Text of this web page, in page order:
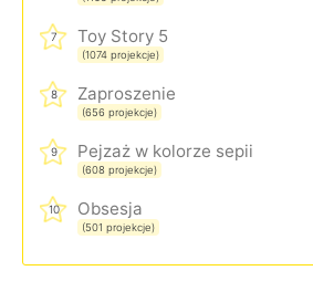
7 Toy Story 5
(1074 projekcje)
8 Zaproszenie
(656 projekcje)
9 Pejzaż w kolorze sepii
(608 projekcje)
10 Obsesja
(501 projekcje)